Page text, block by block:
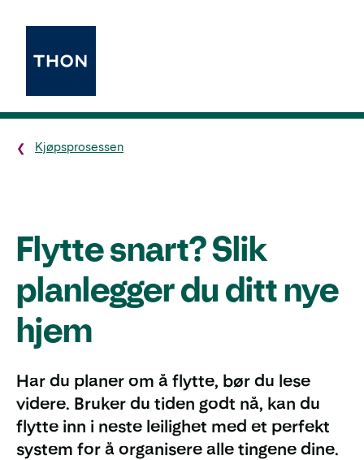
Kjøpsprosessen
Flytte snart? Slik
planlegger du ditt nye
hjem
Har du planer om å flytte, bør du lese
videre. Bruker du tiden godt nå, kan du
flytte inn i neste leilighet med et perfekt
system for å organisere alle tingene dine.